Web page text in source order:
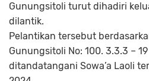
Gunungsitoli turut dihadiri
dilantik.
Pelantikan tersebut
Gunungsitoli No: 100. 3.3.3 –
ditandatangani Sowa’a Laoli